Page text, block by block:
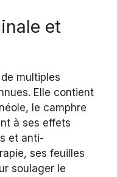
et
multiples
Elle contient
le camphre
à ses effets
et anti-
ses feuilles
soulager le